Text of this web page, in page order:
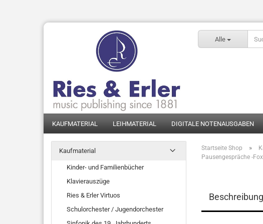
Alle
KAUFMATERIAL LEIHMATERIAL DIGITALE NOTENAUSGABEN
Startseite Shop »
Pausengespräche -
Beschreibung
Kaufmaterial
Kinder- und Familienbücher
Klavierauszüge
Ries & Erler Virtuos
Schulorchester / Jugendorchester